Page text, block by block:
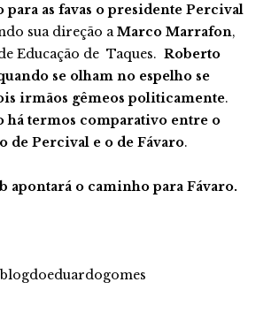
para as favas o presidente Percival
sua direção aMarco Marrafon,
Educação de Taques. Roberto
se olham no espelho se
irmãos gêmeos politicamente.
há termos comparativo entre o
Percival e o de Fávaro.
apontará o caminho para Fávaro.